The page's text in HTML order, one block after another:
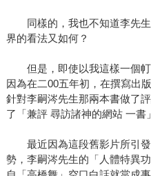
同樣的，我也不知道李先生
界的看法又如何？
但是，即使以我這樣一個帄
因為在二00五年初，在撰寫出
針對李嗣涔先生那兩本書做了
了「兼評 尋訪諸神的網站 一書
最近因為這段舊影片所引發
勢，李嗣涔先生的「人體特異